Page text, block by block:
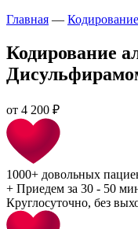
Главная —
Кодирование
от 4 200 ₽
1000+ довольных
+ Приедем за 30 - 50
Круглосуточно, без